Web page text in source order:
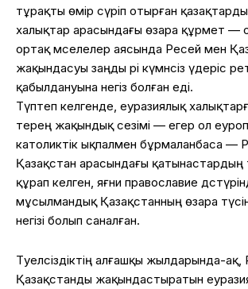
тұрақты өмір сүріп отырған қазақтардың
халықтар арасындағы өзара құрмет —
ортақ мәселелер аясында Ресей мен
жақындасуы заңды әрі күмәнсіз үдеріс
қабылдануына негіз болған еді.
Түптеп келгенде, еуразиялық
терең жақындық сезімі — егер ол
католиктік ықпалмен бұрмаланбаса —
Қазақстан арасындағы қатынастардың
құрап келген, яғни православие
мұсылмандық Қазақстанның өзара
негізі болып саналған.
Тәуелсіздіктің алғашқы жылдарында-
Қазақстанды жақындастыратын